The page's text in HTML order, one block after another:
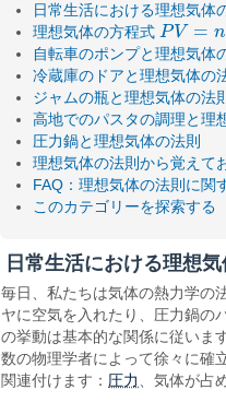
日常生活における理想気体
理想気体の方程式PV = n
PV= nR T
自転車のポンプと理想気体
冷蔵庫のドアと理想気体の
ジャムの瓶と理想気体の法則
高地でのパスタの調理と理
圧力鍋と理想気体の法則
理想気体の法則から覚えて
FAQ：理想気体の法則に関
このカテゴリーを探索する
日常生活における理想気
毎日、私たちは気体の熱力学の
ヤに空気を入れたり、圧力鍋の
の挙動は基本的な関係に従いま
数の物理学者によって徐々に確
関連付けます： 圧力、気体が占